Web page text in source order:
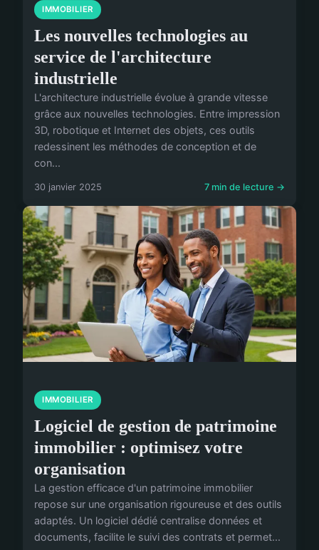
IMMOBILIER
Les nouvelles technologies au
service de l'architecture
industrielle
L'architecture industrielle évolue à grande vitesse
grâce aux nouvelles technologies. Entre impression
3D, robotique et Internet des objets, ces outils
redessinent les méthodes de conception et de
con...
30 janvier 2025 7 min de lecture →
IMMOBILIER
Logiciel de gestion de patrimoine
immobilier : optimisez votre
organisation
La gestion efficace d'un patrimoine immobilier
repose sur une organisation rigoureuse et des outils
adaptés. Un logiciel dédié centralise données et
documents, facilite le suivi des contrats et permet...